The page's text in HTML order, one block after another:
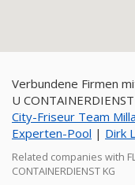
Verbundene Firmen
U
City-Friseur Team Milla
Experten-Pool | Dirk
Related companies with
CONTAINERDIENST KG